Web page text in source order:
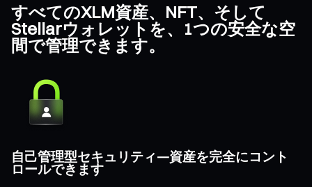
すべてのXLM資産、NFT、そして
Stellarウォレットを、1つの安全な空
間で管理できます。
自己管理型セキュリティ—資産を完全にコント
ロールできます